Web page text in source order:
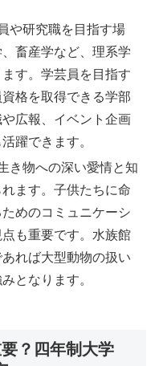
や研究職を目指す場
畜産学など、理系学
す。学芸員を目指す
格を取得できる学部
広報、イベント企画
躍できます。
き物への深い愛情と知
ます。子供たちに命
めのコミュニケーシ
も重要です。水族館
れば大型動物の扱い
となります。
？四年制大学